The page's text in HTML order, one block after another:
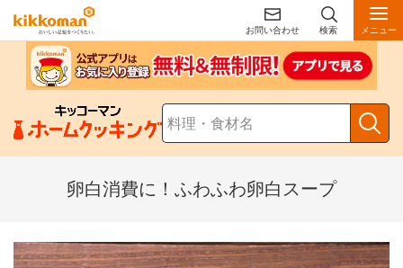
お問い合わせ 検索 メニュー
卵白消費に！ふわふわ卵白スープ